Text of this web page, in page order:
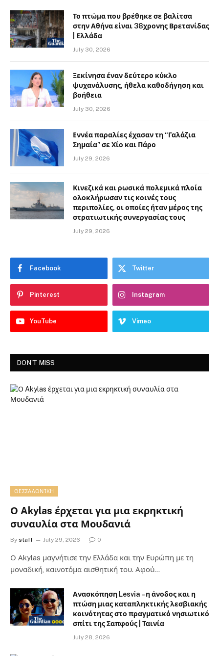
Το πτώμα που βρέθηκε σε βαλίτσα
στην Αθήνα είναι 38χρονης Βρετανίδας
| Ελλάδα
July 30, 2026
Ξεκίνησα έναν δεύτερο κύκλο
ψυχανάλυσης, ήθελα καθοδήγηση και
βοήθεια
July 30, 2026
Εννέα παραλίες έχασαν τη “Γαλάζια
Σημαία” σε Χίο και Πάρο
July 29, 2026
Κινεζικά και ρωσικά πολεμικά πλοία
ολοκλήρωσαν τις κοινές τους
περιπολίες, οι οποίες ήταν μέρος της
στρατιωτικής συνεργασίας τους
July 29, 2026
Facebook Twitter
Pinterest Instagram
YouTube Vimeo
DON'T MISS
ΘΕΣΣΑΛΟΝΊΚΗ
Ο Akylas έρχεται για μια εκρηκτική
συναυλία στα Μουδανιά
By staff July 29, 2026 0
Ο Αkylas μαγνήτισε την Ελλάδα και την Ευρώπη με τη
μοναδική, καινοτόμα αισθητική του. Αφού…
Ανασκόπηση Lesvia – η άνοδος και η
πτώση μιας καταπληκτικής λεσβιακής
κοινότητας στο πραγματικό νησιωτικό
σπίτι της Σαπφούς | Ταινία
July 28, 2026